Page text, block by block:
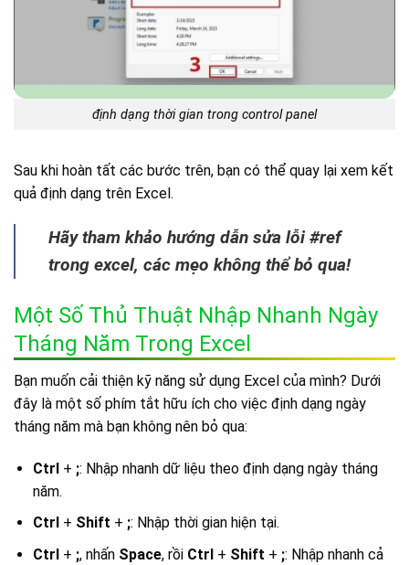
định dạng thời gian trong control panel
Sau khi hoàn tất các bước trên, bạn có thể quay lại xem kết
quả định dạng trên Excel.
Hãy tham khảo hướng dẫn sửa lỗi #ref
trong excel, các mẹo không thể bỏ qua!
Một Số Thủ Thuật Nhập Nhanh Ngày
Tháng Năm Trong Excel
Bạn muốn cải thiện kỹ năng sử dụng Excel của mình? Dưới
đây là một số phím tắt hữu ích cho việc định dạng ngày
tháng năm mà bạn không nên bỏ qua:
Ctrl+ ;: Nhập nhanh dữ liệu theo định dạng ngày tháng
năm.
Ctrl + Shift + ;: Nhập thời gian hiện tại.
Ctrl+ ;, nhấn Space, rồi Ctrl+ Shift + ;: Nhập nhanh cả